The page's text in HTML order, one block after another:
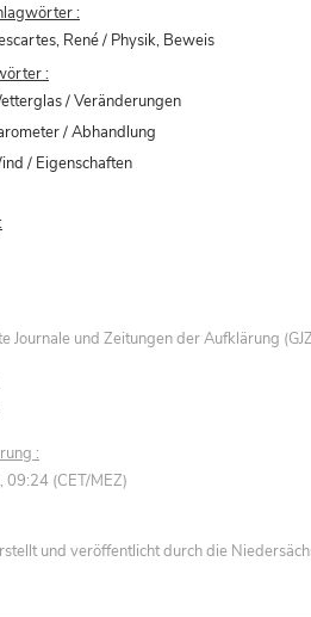
:
René / Physik, Beweis
:
/ Veränderungen
/ Abhandlung
/ Eigenschaften
Journale und Zeitungen der Aufklärung
:
(CET/MEZ)
und veröffentlicht durch die